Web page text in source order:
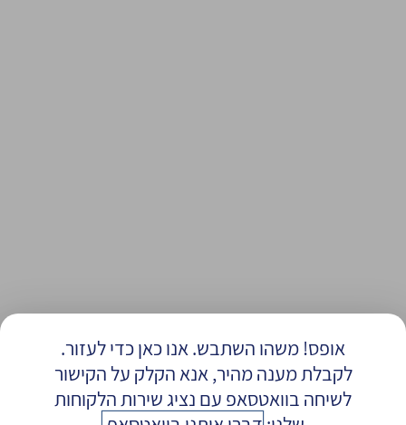
אופס! משהו השתבש. אנו כאן כדי לעזור.
לקבלת מענה מהיר, אנא הקלק על הקישור
לשיחה בוואטסאפ עם נציג שירות הלקוחות